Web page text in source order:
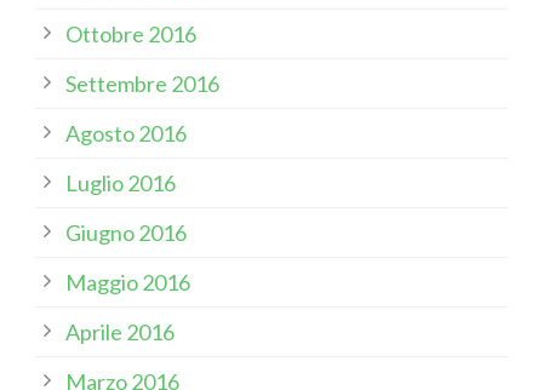
Ottobre 2016
Settembre 2016
Agosto 2016
Luglio 2016
Giugno 2016
Maggio 2016
Aprile 2016
Marzo 2016